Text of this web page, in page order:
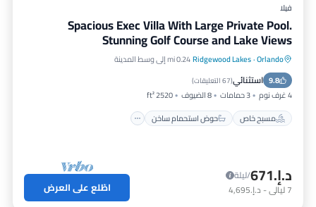
فيلا
Spacious Exec Villa With Large Private Pool.
Stunning Golf Course and Lake Views
Orlando
·
Ridgewood Lakes0.24 mi إلى وسط المدينة
9.8 استثنائي(67 التعليقات )
4 غرف نوم 3 حمامات 8 الضيوف
2520 ft²
مسبح خاص
حوض استحمام ساخن
مسبح خاص
حوض استحمام ساخن
موقف سيارات
د.إ.‏671
/ليلة
7ليالي- د.إ.‏4,695 اطّلع على العرض